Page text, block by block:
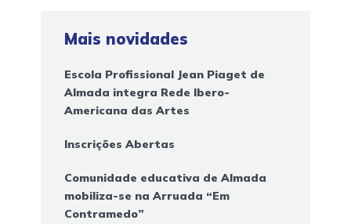
Mais novidades
Escola Profissional Jean Piaget de
Almada integra Rede Ibero-
Americana das Artes
Inscrições Abertas
Comunidade educativa de Almada
mobiliza-se na Arruada “Em
Contramedo”